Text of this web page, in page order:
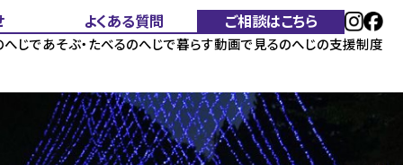
よくある質問 ご相談はこちら
へじであそぶ・たべるのへじで暮らす動画で見るのへじの支援制度